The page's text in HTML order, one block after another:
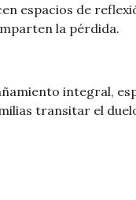
espacios de
la pérdida.
integral,
transitar el